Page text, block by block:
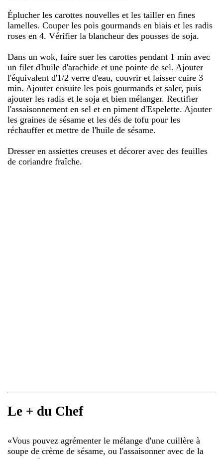
Éplucher les carottes nouvelles et les tailler en fines
lamelles. Couper les pois gourmands en biais et les radis
roses en 4. Vérifier la blancheur des pousses de soja.
Dans un wok, faire suer les carottes pendant 1 min avec
un filet d'huile d'arachide et une pointe de sel. Ajouter
l'équivalent d'1/2 verre d'eau, couvrir et laisser cuire 3
min. Ajouter ensuite les pois gourmands et saler, puis
ajouter les radis et le soja et bien mélanger. Rectifier
l'assaisonnement en sel et en piment d'Espelette. Ajouter
les graines de sésame et les dés de tofu pour les
réchauffer et mettre de l'huile de sésame.
Dresser en assiettes creuses et décorer avec des feuilles
de coriandre fraîche.
Le + du Chef
«Vous pouvez agrémenter le mélange d'une cuillère à
soupe de crème de sésame, ou l'assaisonner avec de la